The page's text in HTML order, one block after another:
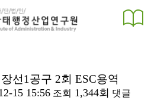
선1공구 2회 ESC용역
15 15:56 조회 1,344회 댓글